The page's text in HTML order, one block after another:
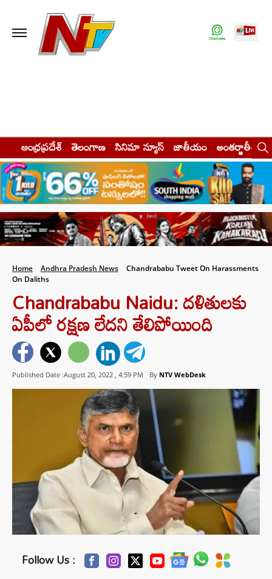
ఆంధ్రప్రదేశ్ తెలంగాణ సినిమా న్యూస్ జాతీయం అంతర్జాతీయం
Home Andhra Pradesh News
Chandrababu Tweet On Harassments
On Daliths
Chandrababu Naidu: దళితులకు
ఏపీలో రక్షణ లేదని తేలిపోయింది
Published Date :August 20, 2022 , 4:59 PM By NTV WebDesk
Follow Us :